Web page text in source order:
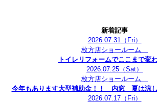
新着記事
2026.07.31（Fri）
枚方店ショールーム
トイレリフォームでここまで変
2026.07.25 （Sat）
枚方店ショールーム
今年もあります大型補助金！！ 内窓 夏は涼し
2026.07.17（Fri）